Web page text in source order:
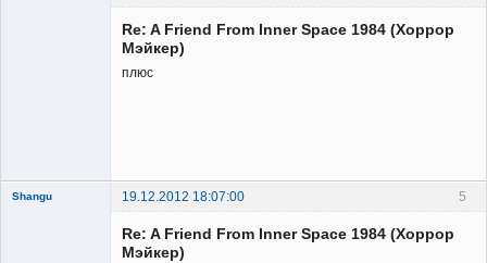
Re: A Friend From Inner Space 1984 (Хоррор
Мэйкер)
плюс
5
Shangu 19.12.2012 18:07:00
Re: A Friend From Inner Space 1984 (Хоррор
Мэйкер)